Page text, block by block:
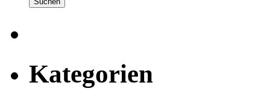
Kategorien